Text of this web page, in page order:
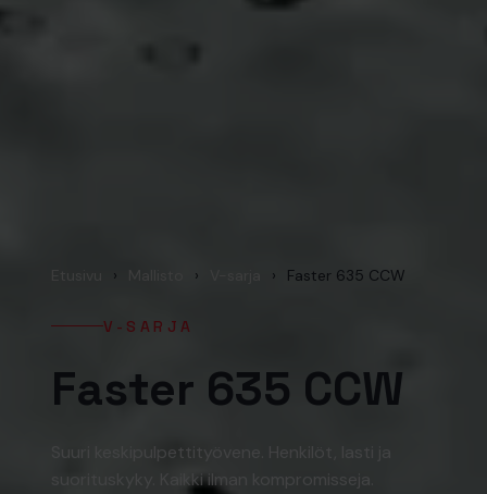
› › › Faster 635 CCW
V-SARJA
Faster 635 CCW
Suuri keskipulpettityövene. Henkilöt, lasti ja
suorituskyky. Kaikki ilman kompromisseja.